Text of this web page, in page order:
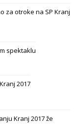
za otroke na SP Kranj
spektaklu
2017
Kranj 2017 že